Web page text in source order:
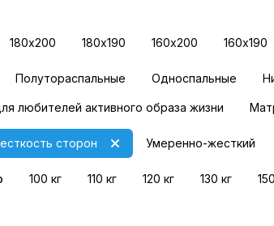
180х200 180х190 160х200 160х190
Полутораспальные Односпальные
любителей активного образа жизни
Умеренно-жесткий
сторон
100 кг 110 кг 120 кг 130 кг